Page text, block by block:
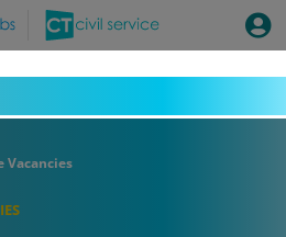
Vacancies